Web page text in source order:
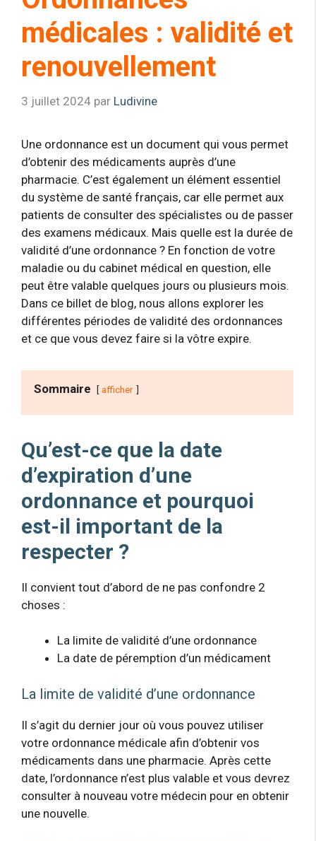
médicales : validité et
renouvellement
3 juillet 2024 par Ludivine
Une ordonnance est un document qui vous permet
d’obtenir des médicaments auprès d’une
pharmacie. C’est également un élément essentiel
du système de santé français, car elle permet aux
patients de consulter des spécialistes ou de passer
des examens médicaux. Mais quelle est la durée de
validité d’une ordonnance ? En fonction de votre
maladie ou du cabinet médical en question, elle
peut être valable quelques jours ou plusieurs mois.
Dans ce billet de blog, nous allons explorer les
différentes périodes de validité des ordonnances
et ce que vous devez faire si la vôtre expire.
Sommaire afficher
Qu’est-ce que la date
d’expiration d’une
ordonnance et pourquoi
est-il important de la
respecter ?
Il convient tout d’abord de ne pas confondre 2
choses :
La limite de validité d’une ordonnance
La date de péremption d’un médicament
La limite de validité d’une ordonnance
Il s’agit du dernier jour où vous pouvez utiliser
votre ordonnance médicale afin d’obtenir vos
médicaments dans une pharmacie. Après cette
date, l’ordonnance n’est plus valable et vous devrez
consulter à nouveau votre médecin pour en obtenir
une nouvelle.